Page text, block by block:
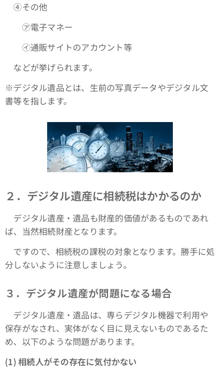
④その他
㋐電子マネー
㋑通販サイトのアカウント等
などが挙げられます。
※デジタル遺品とは、生前の写真データやデジタル文
書等を指します。
２．デジタル遺産に相続税はかかるのか
デジタル遺産・遺品も財産的価値があるものであれ
ば、当然相続財産となります。
ですので、相続税の課税の対象となります。勝手に処
分しないように注意しましょう。
３．デジタル遺産が問題になる場合
デジタル遺産・遺品は、専らデジタル機器で利用や
保存がなされ、実体がなく目に見えないものであるた
め、以下のような問題があります。
(1) 相続人がその存在に気付かない